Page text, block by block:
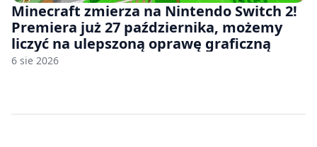
Minecraft zmierza na Nintendo Switch 2!
Premiera już 27 października, możemy
liczyć na ulepszoną oprawę graficzną
6 sie 2026